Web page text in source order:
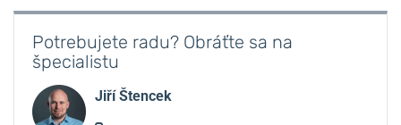
Potrebujete radu? Obráťte sa na
špecialistu
Jiří Štencek